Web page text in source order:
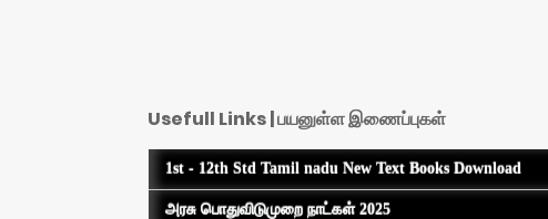
Usefull Links | பயனுள்ள இணைப்புகள்
1st - 12th Std Tamil nadu New Text Books Download
அரசு பொதுவிடுமுறை நாட்கள் 2025